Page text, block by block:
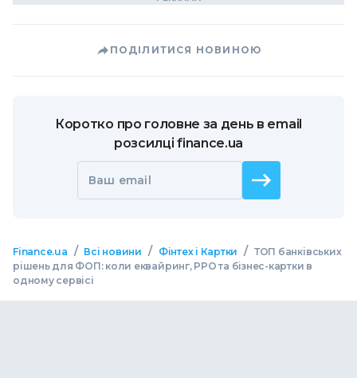
ПОДІЛИТИСЯ НОВИНОЮ
Коротко про головне за день в email
розсилці finance.ua
Ваш email
Finance.ua / Всі новини / Фінтех і Картки / ТОП банківських
рішень для ФОП: коли еквайринг, РРО та бізнес-картки в
одному сервісі